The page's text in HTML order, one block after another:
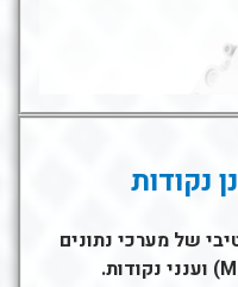
נקודות
של מערכי נתונים